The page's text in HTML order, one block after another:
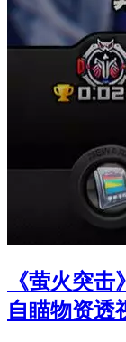
《萤火突
自瞄物资透